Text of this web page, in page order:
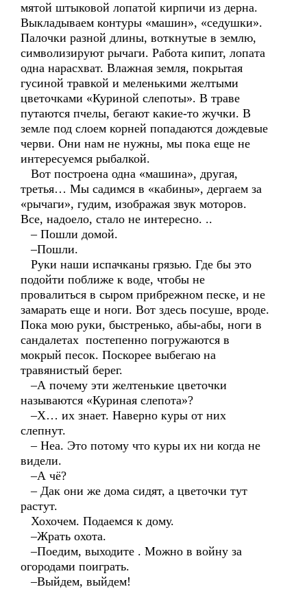
мятой штыковой лопатой кирпичи из дерна.
Выкладываем контуры «машин», «седушки».
Палочки разной длины, воткнутые в землю,
символизируют рычаги. Работа кипит, лопата
одна нарасхват. Влажная земля, покрытая
гусиной травкой и меленькими желтыми
цветочками «Куриной слепоты». В траве
путаются пчелы, бегают какие-то жучки. В
земле под слоем корней попадаются дождевые
черви. Они нам не нужны, мы пока еще не
интересуемся рыбалкой.
Вот построена одна «машина», другая,
третья… Мы садимся в «кабины», дергаем за
«рычаги», гудим, изображая звук моторов.
Все, надоело, стало не интересно. ..
– Пошли домой.
–Пошли.
Руки наши испачканы грязью. Где бы это
подойти поближе к воде, чтобы не
провалиться в сыром прибрежном песке, и не
замарать еще и ноги. Вот здесь посуше, вроде.
Пока мою руки, быстренько, абы-абы, ноги в
сандалетах постепенно погружаются в
мокрый песок. Поскорее выбегаю на
травянистый берег.
–А почему эти желтенькие цветочки
называются «Куриная слепота»?
–Х… их знает. Наверно куры от них
слепнут.
– Неа. Это потому что куры их ни когда не
видели.
–А чё?
– Дак они же дома сидят, а цветочки тут
растут.
Хохочем. Подаемся к дому.
–Жрать охота.
–Поедим, выходите . Можно в войну за
огородами поиграть.
–Выйдем, выйдем!